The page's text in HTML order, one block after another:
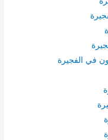
في الفجيرة